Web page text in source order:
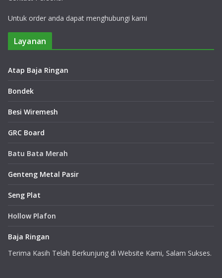
Untuk order anda dapat menghubungi kami
Layanan
Atap Baja Ringan
Bondek
Besi Wiremesh
GRC Board
Batu Bata Merah
Genteng Metal Pasir
Seng Plat
Hollow Plafon
Baja Ringan
Terima Kasih Telah Berkunjung di Website Kami, Salam Sukses.